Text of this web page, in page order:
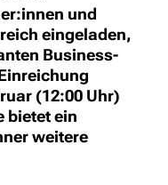
und
eingeladen,
Business-
(12:00 Uhr)
bietet ein
weitere